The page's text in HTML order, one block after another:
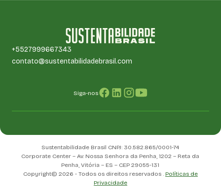
+5527999667343
contato@sustentabilidadebrasil.com
Siga-nos
Sustentabilidade Brasil CNPJ: 30.582.865/0001-74
Corporate Center – Av. Nossa Senhora da Penha, 1202 – Reta da
Penha, Vitória – ES – CEP 29055-131
Copyright© 2026 - Todos os direitos reservados . Políticas de
Privacidade